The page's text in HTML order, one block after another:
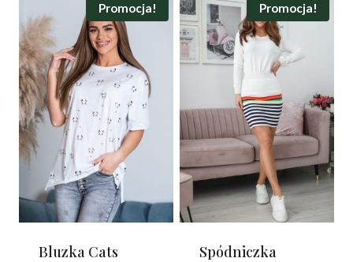
Promocja!
Bluzka Cats
Promocja!
Spódniczka